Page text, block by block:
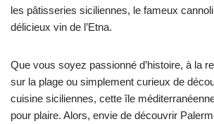
les pâtisseries siciliennes, le fameux
délicieux vin de l’Etna.
Que vous soyez passionné d’histoire, à la
sur la plage ou simplement curieux de
cuisine siciliennes, cette île
pour plaire. Alors, envie de découvrir